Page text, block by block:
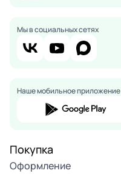
Мы в социальных сетях
Наше мобильное приложение
Покупка
Оформление